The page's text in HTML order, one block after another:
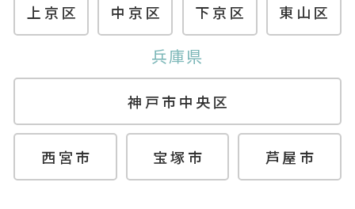
上京区 中京区 下京区 東山区
兵庫県
神戸市中央区
西宮市 宝塚市 芦屋市